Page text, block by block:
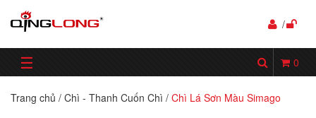
/
☰ 0
Trang chủ / Chì - Thanh Cuốn Chì / Chì Lá Sơn Màu Simago